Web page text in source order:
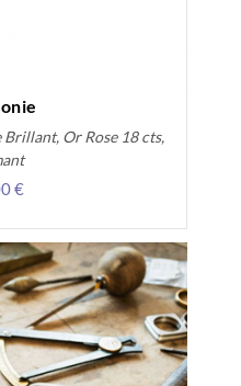
Or Rose 18 cts,
€